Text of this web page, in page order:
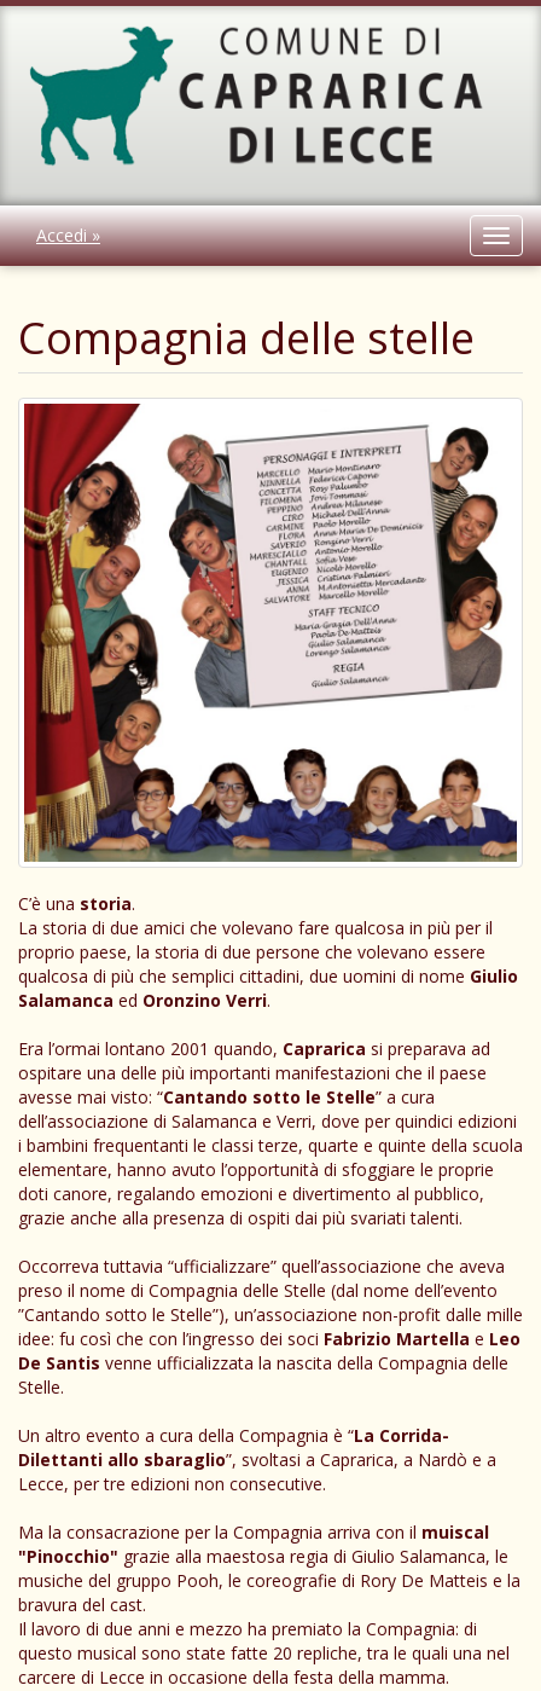
Accedi »
Compagnia delle stelle
C’è una storia.
La storia di due amici che volevano fare qualcosa in più per il
proprio paese, la storia di due persone che volevano essere
qualcosa di più che semplici cittadini, due uomini di nome Giulio
Salamanca ed Oronzino Verri.
Era l’ormai lontano 2001 quando, Caprarica si preparava ad
ospitare una delle più importanti manifestazioni che il paese
avesse mai visto: “Cantando sotto le Stelle” a cura
dell’associazione di Salamanca e Verri, dove per quindici edizioni
i bambini frequentanti le classi terze, quarte e quinte della scuola
elementare, hanno avuto l’opportunità di sfoggiare le proprie
doti canore, regalando emozioni e divertimento al pubblico,
grazie anche alla presenza di ospiti dai più svariati talenti.
Occorreva tuttavia “ufficializzare” quell’associazione che aveva
preso il nome di Compagnia delle Stelle (dal nome dell’evento
”Cantando sotto le Stelle”), un’associazione non-profit dalle mille
idee: fu così che con l’ingresso dei soci Fabrizio Martella e Leo
De Santis venne ufficializzata la nascita della Compagnia delle
Stelle.
Un altro evento a cura della Compagnia è “La Corrida-
Dilettanti allo sbaraglio”, svoltasi a Caprarica, a Nardò e a
Lecce, per tre edizioni non consecutive.
Ma la consacrazione per la Compagnia arriva con il muiscal
"Pinocchio" grazie alla maestosa regia di Giulio Salamanca, le
musiche del gruppo Pooh, le coreografie di Rory De Matteis e la
bravura del cast.
Il lavoro di due anni e mezzo ha premiato la Compagnia: di
questo musical sono state fatte 20 repliche, tra le quali una nel
carcere di Lecce in occasione della festa della mamma.